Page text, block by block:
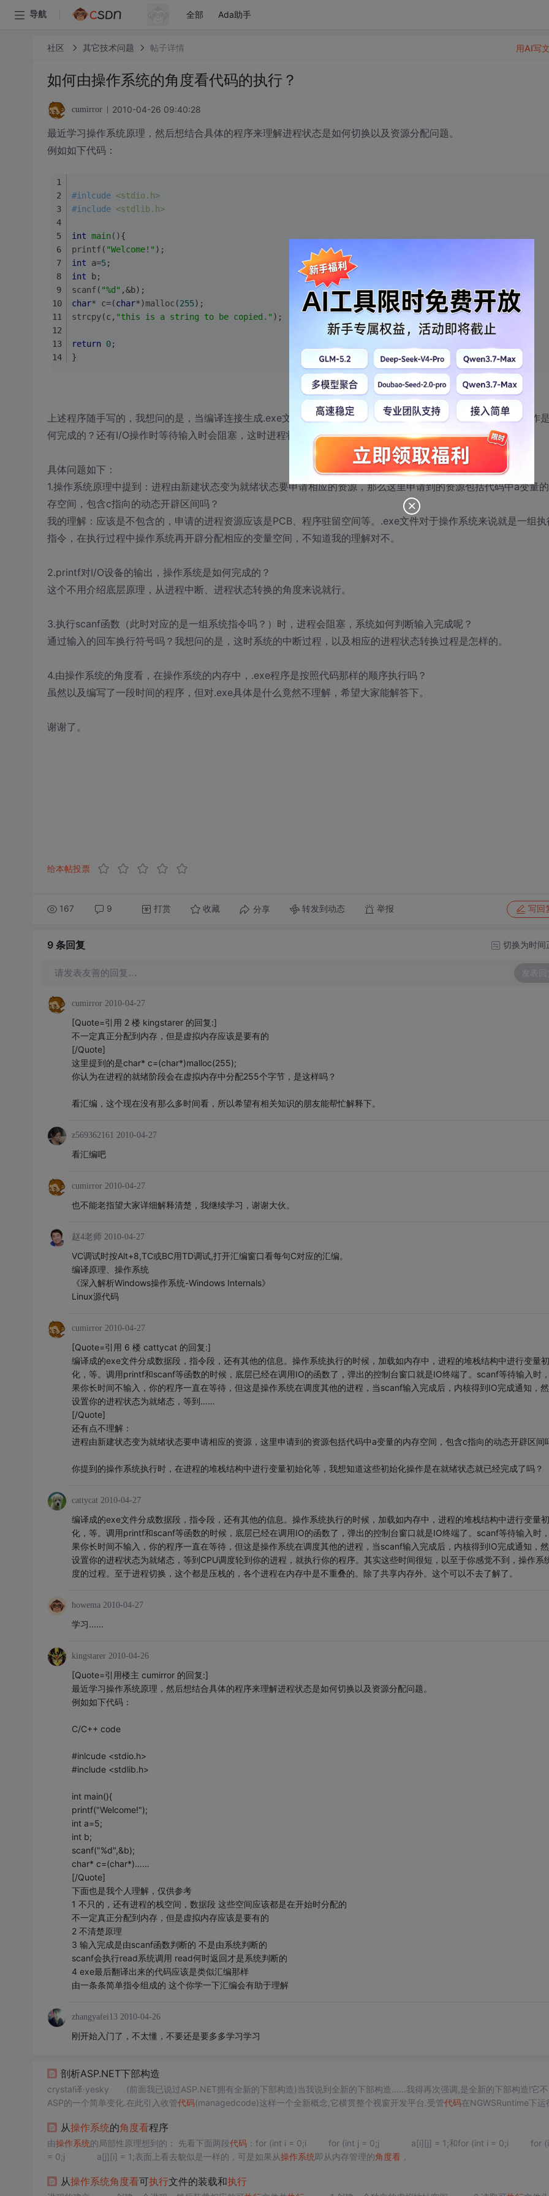
导航 全部 Ada助手
社区 其它技术问题 帖子详情
如何由操作系统的角度看代码的执行？
cumirror 2010-04-26 09:40:28
最近学习操作系统原理，然后想结合具体的程序来理解进程状态是如何切换以及资源分配问题。
例如如下代码：
#inlcude <stdio.h>
#include <stdlib.h>
int main(){
printf ( "Welcome!" );
int a=5;
int b;
scanf ( "%d" ,&b);
char* c=(char*)malloc (255);
strcpy(c, "this is a string to be copied." );
return 0;
}
上述程序随手写的，我想问的是，当编译连接生成.exe文件后，双击程序运行时，程序中一些变量的分配，I/O操作
何完成的？还有I/O操作时等待输入时会阻塞，这时进程状态切换过程是怎样的？
具体问题如下：
1.操作系统原理中提到：进程由新建状态变为就绪状态要申请相应的资源，那么这里申请到的资源包括代码中a变量
存空间，包含c指向的动态开辟区间吗？
我的理解：应该是不包含的，申请的进程资源应该是PCB、程序驻留空间等。.exe文件对于操作系统来说就是一组执
指令，在执行过程中操作系统再开辟分配相应的变量空间，不知道我的理解对不。
2.printf对I/O设备的输出，操作系统是如何完成的？
这个不用介绍底层原理，从进程中断、进程状态转换的角度来说就行。
3.执行scanf函数（此时对应的是一组系统指令吗？）时，进程会阻塞，系统如何判断输入完成呢？
通过输入的回车换行符号吗？我想问的是，这时系统的中断过程，以及相应的进程状态转换过程是怎样的。
4.由操作系统的角度看，在操作系统的内存中，.exe程序是按照代码那样的顺序执行吗？
虽然以及编写了一段时间的程序，但对.exe具体是什么竟然不理解，希望大家能解答下。
谢谢了。
给本帖投票
167 9 打赏 收藏 分享 转发到动态 举报 写回
用AI写
9 条回复 切换为时间
请发表友善的回复… 发表回
cumirror 2010-04-27
[Quote=引用 2 楼 kingstarer 的回复:]
不一定真正分配到内存，但是虚拟内存应该是要有的
[/Quote]
这里提到的是char* c=(char*)malloc(255);
你认为在进程的就绪阶段会在虚拟内存中分配255个字节，是这样吗？
看汇编，这个现在没有那么多时间看，所以希望有相关知识的朋友能帮忙解释下。
z569362161 2010-04-27
看汇编吧
cumirror 2010-04-27
也不能老指望大家详细解释清楚，我继续学习，谢谢大伙。
赵4老师 2010-04-27
VC调试时按Alt+8,TC或BC用TD调试,打开汇编窗口看每句C对应的汇编。
编译原理、操作系统
《深入解析Windows操作系统-Windows Internals》
Linux源代码
cumirror 2010-04-27
[Quote=引用 6 楼 cattycat 的回复:]
编译成的exe文件分成数据段，指令段，还有其他的信息。操作系统执行的时候，加载如内存中，进程的堆栈结构中进行变量
化，等。调用printf和scanf等函数的时候，底层已经在调用IO的函数了，弹出的控制台窗口就是IO终端了。scanf等待输入时
果你长时间不输入，你的程序一直在等待，但这是操作系统在调度其他的进程，当scanf输入完成后，内核得到IO完成通知，
设置你的进程状态为就绪态，等到……
[/Quote]
还有点不理解：
进程由新建状态变为就绪状态要申请相应的资源，这里申请到的资源包括代码中a变量的内存空间，包含c指向的动态开辟区间
你提到的操作系统执行时，在进程的堆栈结构中进行变量初始化等，我想知道这些初始化操作是在就绪状态就已经完成了吗？
cattycat 2010-04-27
编译成的exe文件分成数据段，指令段，还有其他的信息。操作系统执行的时候，加载如内存中，进程的堆栈结构中进行变量
化，等。调用printf和scanf等函数的时候，底层已经在调用IO的函数了，弹出的控制台窗口就是IO终端了。scanf等待输入时
果你长时间不输入，你的程序一直在等待，但这是操作系统在调度其他的进程，当scanf输入完成后，内核得到IO完成通知，
设置你的进程状态为就绪态，等到CPU调度轮到你的进程，就执行你的程序。其实这些时间很短，以至于你感觉不到，操作系
度的过程。至于进程切换，这个都是压栈的，各个进程在内存中是不重叠的。除了共享内存外。这个可以不去了解了。
howema 2010-04-27
学习......
kingstarer 2010-04-26
[Quote=引用楼主 cumirror 的回复:]
最近学习操作系统原理，然后想结合具体的程序来理解进程状态是如何切换以及资源分配问题。
例如如下代码：
C/C++ code
#inlcude <stdio.h>
#include <stdlib.h>
int main(){
printf("Welcome!");
int a=5;
int b;
scanf("%d",&b);
char* c=(char*)……
[/Quote]
下面也是我个人理解，仅供参考
1 不只的，还有进程的栈空间，数据段 这些空间应该都是在开始时分配的
不一定真正分配到内存，但是虚拟内存应该是要有的
2 不清楚原理
3 输入完成是由scanf函数判断的 不是由系统判断的
scanf会执行read系统调用 read何时返回才是系统判断的
4 exe最后翻译出来的代码应该是类似汇编那样
由一条条简单指令组成的 这个你学一下汇编会有助于理解
zhangyafei13 2010-04-26
刚开始入门了，不太懂，不要还是要多多学习学习
剖析ASP.NET下部构造
crystal译·yesky (前面我已说过ASP.NET拥有全新的下部构造)当我说到全新的下部构造……我得再次强调,是全新的下部构造!它
ASP的一个简单变化.在此引入收管代码(managedcode)这样一个全新概念,它横贯整个视窗开发平台.受管代码在NGWSRuntime下运
从操作系统的角度看程序
由操作系统的局部性原理想到的： 先看下面两段代码：for (int i = 0;i for (int j = 0;j a[i][j] = 1;和for (int i = 0;i for
= 0;j a[j][i] = 1;表面上看去貌似是一样的，可是如果从操作系统即从内存管理的角度看，
从操作系统角度看可执行文件的装载和执行